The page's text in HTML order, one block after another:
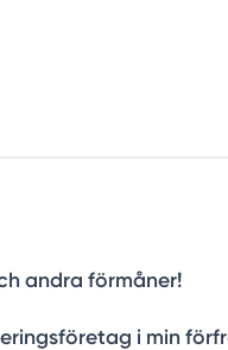
andra förmåner!
i min